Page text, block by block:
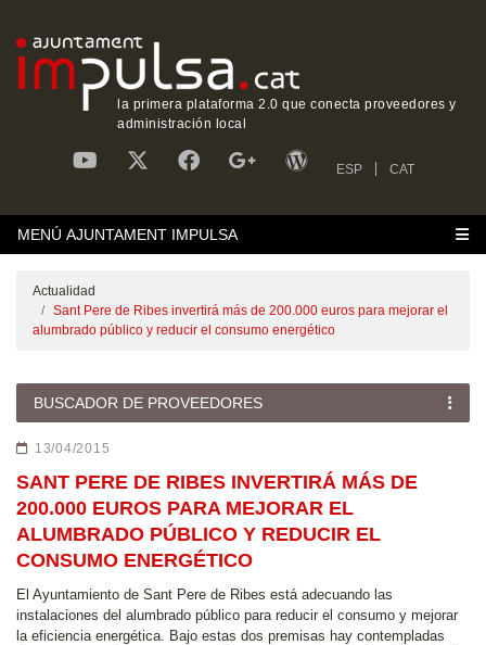
la primera plataforma 2.0 que conecta proveedores y
administración local
ESP CAT
MENÚ AJUNTAMENT IMPULSA
Actualidad
Sant Pere de Ribes invertirá más de 200.000 euros para mejorar el
alumbrado público y reducir el consumo energético
BUSCADOR DE PROVEEDORES
13/04/2015
SANT PERE DE RIBES INVERTIRÁ MÁS DE
200.000 EUROS PARA MEJORAR EL
ALUMBRADO PÚBLICO Y REDUCIR EL
CONSUMO ENERGÉTICO
El Ayuntamiento de Sant Pere de Ribes está adecuando las
instalaciones del alumbrado público para reducir el consumo y mejorar
la eficiencia energética. Bajo estas dos premisas hay contempladas